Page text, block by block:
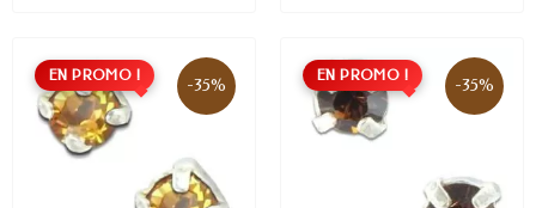
EN PROMO ! -35% EN PROMO ! -35%